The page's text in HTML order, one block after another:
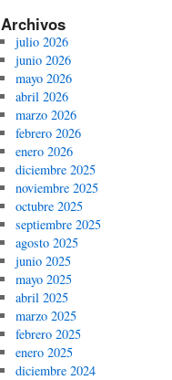
Archivos
julio 2026
junio 2026
mayo 2026
abril 2026
marzo 2026
febrero 2026
enero 2026
diciembre 2025
noviembre 2025
octubre 2025
septiembre 2025
agosto 2025
junio 2025
mayo 2025
abril 2025
marzo 2025
febrero 2025
enero 2025
diciembre 2024